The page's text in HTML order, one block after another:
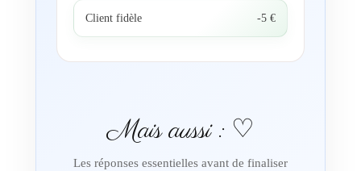
Client fidèle -5 €
Mais aussi : ♡
Les réponses essentielles avant de finaliser